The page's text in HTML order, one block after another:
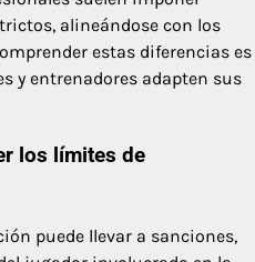
alineándose con los
estas diferencias es
y entrenadores adapten sus
los límites de
puede llevar a sanciones,